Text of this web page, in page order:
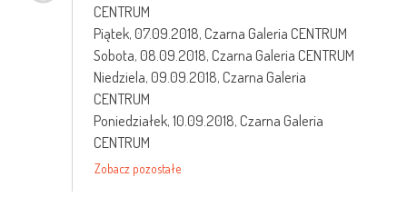
CENTRUM
Piątek,07.09.2018, Czarna Galeria CENTRUM
Sobota,08.09.2018, Czarna Galeria CENTRUM
Niedziela,09.09.2018, Czarna Galeria
CENTRUM
Poniedziałek,10.09.2018, Czarna Galeria
CENTRUM
Zobacz pozostałe